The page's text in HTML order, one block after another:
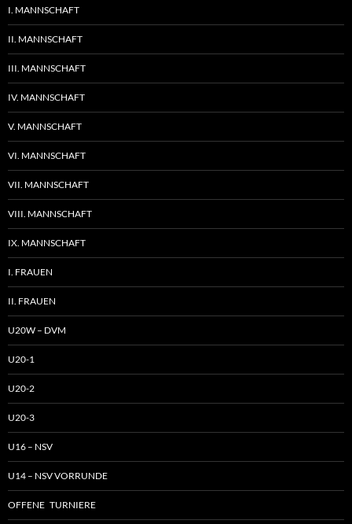
I. MANNSCHAFT
II. MANNSCHAFT
III. MANNSCHAFT
IV. MANNSCHAFT
V. MANNSCHAFT
VI. MANNSCHAFT
VII. MANNSCHAFT
VIII. MANNSCHAFT
IX. MANNSCHAFT
I. FRAUEN
II. FRAUEN
U20W – DVM
U20-1
U20-2
U20-3
U16 – NSV
U14 – NSV VORRUNDE
OFFENE TURNIERE